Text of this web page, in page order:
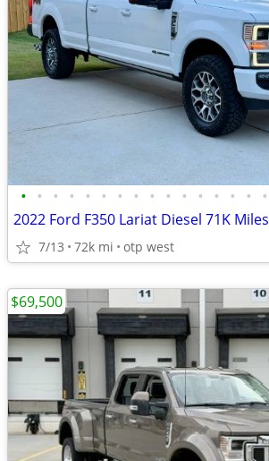
• • • • • • • • • • • • • • • •
2022 Ford F350 Lariat Diesel 71K Miles
7/13 72k mi otp west
$69,500